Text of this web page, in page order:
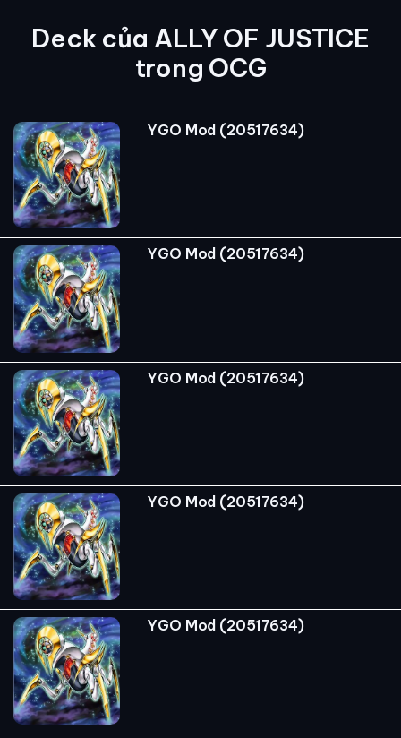
Deck của ALLY OF JUSTICE
trong OCG
YGO Mod (20517634)
YGO Mod (20517634)
YGO Mod (20517634)
YGO Mod (20517634)
YGO Mod (20517634)